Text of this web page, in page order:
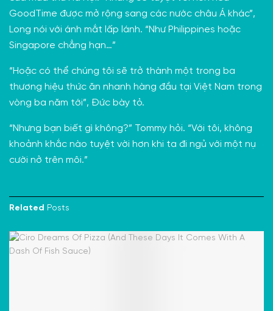
GoodTime được mở rộng sang các nước châu Á khác”,
Long nói với ánh mắt lấp lánh. “Như Philippines hoặc
Singapore chẳng hạn…”
“Hoặc có thể chúng tôi sẽ trở thành một trong ba
thương hiệu thức ăn nhanh hàng đầu tại Việt Nam trong
vòng ba năm tới”, Đức bày tỏ.
“Nhưng bạn biết gì không?” Tommy hỏi. “Với tôi, không
khoảnh khắc nào tuyệt vời hơn khi ta đi ngủ với một nụ
cười nở trên môi.”
Related Posts